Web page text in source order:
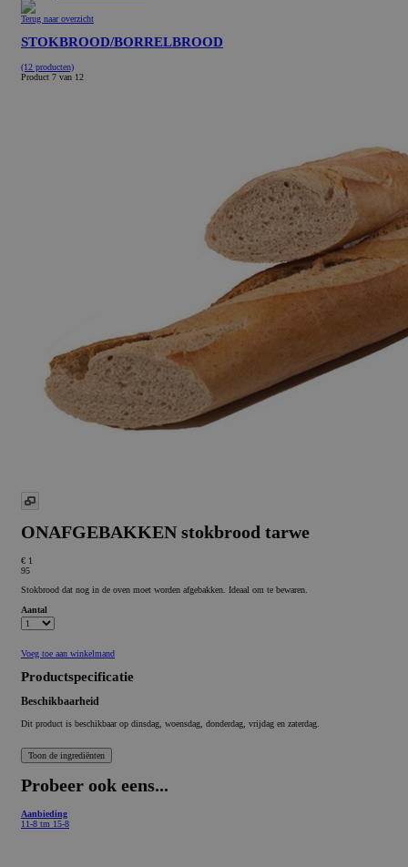
Terug naar overzicht
STOKBROOD/BORRELBROOD
(12 producten)
Product 7 van 12
ONAFGEBAKKEN stokbrood tarwe
€ 1
95
Stokbrood dat nog in de oven moet worden afgebakken. Ideaal om te bewaren.
Aantal
Voeg toe aan winkelmand
Productspecificatie
Beschikbaarheid
Dit product is beschikbaar op dinsdag, woensdag, donderdag, vrijdag en zaterdag.
Probeer ook eens...
Aanbieding
11-8 tm 15-8